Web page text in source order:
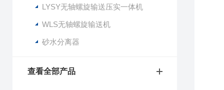
LYSY无轴螺旋输送压实一体机
WLS无轴螺旋输送机
砂水分离器
查看全部产品